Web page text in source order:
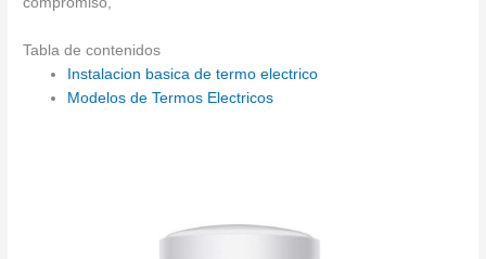
Tabla de contenidos
Instalacion basica de termo electrico
Modelos de Termos Electricos